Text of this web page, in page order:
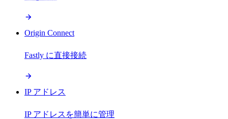
Origin Connect
Fastly に直接接続
IP アドレス
IP アドレスを簡単に管理